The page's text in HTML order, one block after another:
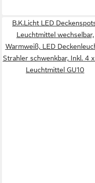
B.K.Licht LED
Leuchtmittel wechselbar,
Warmweiß, LED
Strahler schwenkbar, Inkl. 4
Leuchtmittel GU10